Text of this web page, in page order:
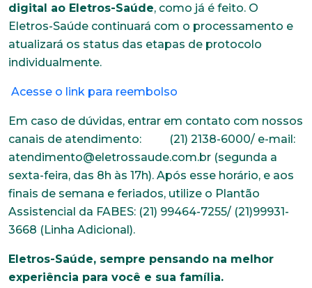
digital ao Eletros-Saúde, como já é feito. O
Eletros-Saúde continuará com o processamento e
atualizará os status das etapas de protocolo
individualmente.
Acesse o link para reembolso
Em caso de dúvidas, entrar em contato com nossos
canais de atendimento: (21) 2138-6000/ e-mail:
atendimento@eletrossaude.com.br (segunda a
sexta-feira, das 8h às 17h). Após esse horário, e aos
finais de semana e feriados, utilize o Plantão
Assistencial da FABES: (21) 99464-7255/ (21)99931-
3668 (Linha Adicional).
Eletros-Saúde, sempre pensando na melhor
experiência para você e sua família.